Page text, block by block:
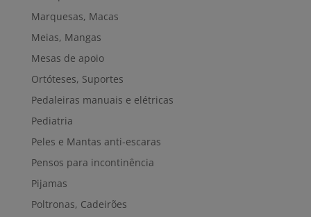
Marquesas, Macas
Meias, Mangas
Mesas de apoio
Ortóteses, Suportes
Pedaleiras manuais e elétricas
Pediatria
Peles e Mantas anti-escaras
Pensos para incontinência
Pijamas
Poltronas, Cadeirões